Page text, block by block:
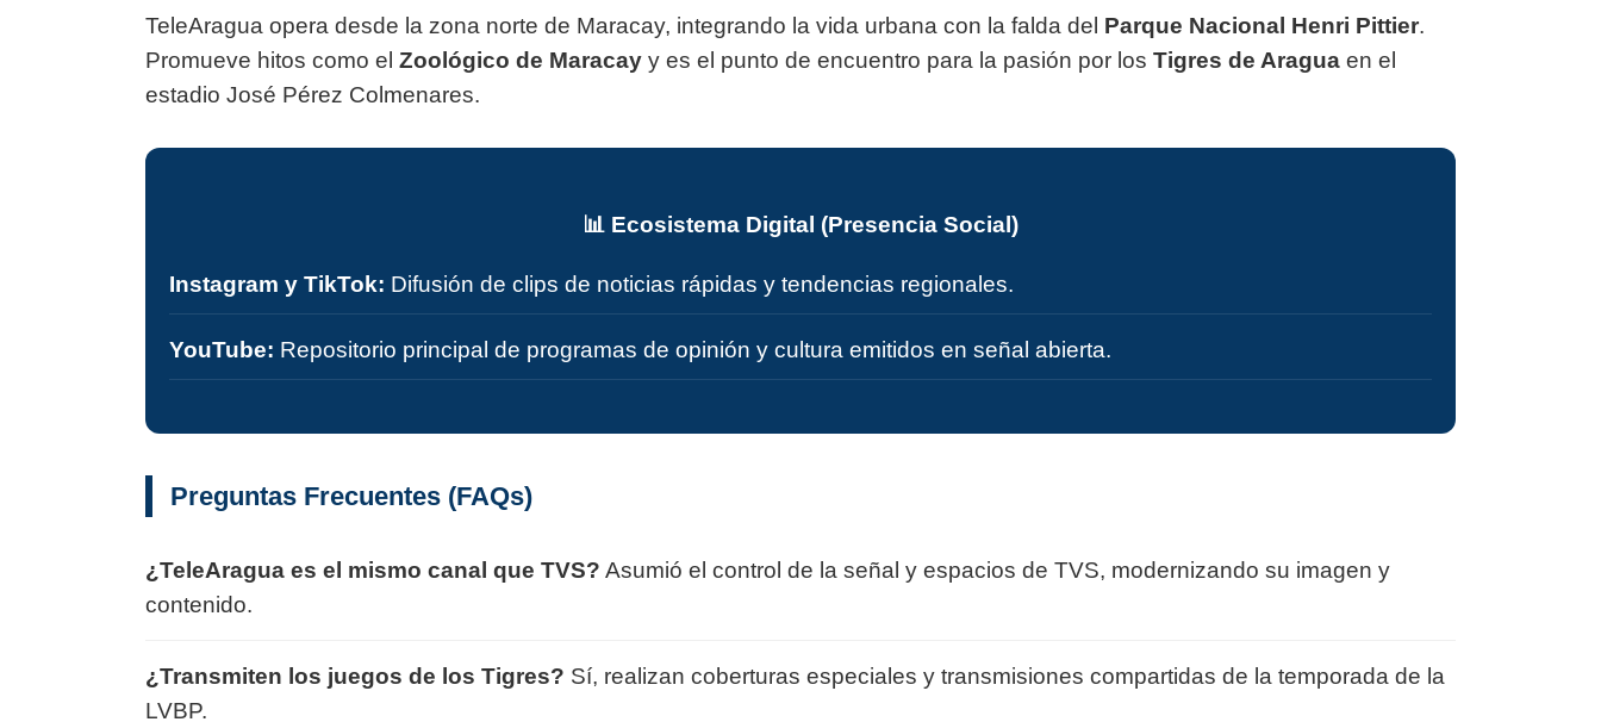
TeleAragua opera desde la zona norte de Maracay, integrando la vida urbana con la falda del Parque Nacional Henri Pittier.
Promueve hitos como el Zoológico de Maracay y es el punto de encuentro para la pasión por los Tigres de Aragua en el
estadio José Pérez Colmenares.
📊 Ecosistema Digital (Presencia Social)
Instagram y TikTok: Difusión de clips de noticias rápidas y tendencias regionales.
YouTube: Repositorio principal de programas de opinión y cultura emitidos en señal abierta.
Preguntas Frecuentes (FAQs)
¿TeleAragua es el mismo canal que TVS? Asumió el control de la señal y espacios de TVS, modernizando su imagen y
contenido.
¿Transmiten los juegos de los Tigres? Sí, realizan coberturas especiales y transmisiones compartidas de la temporada de la
LVBP.